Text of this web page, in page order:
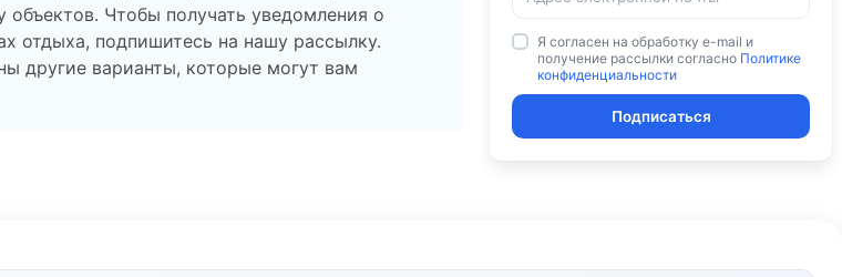
объектов. Чтобы получать уведомления о
отдыха, подпишитесь на нашу рассылку.
другие варианты, которые могут вам
Я согласен на обработку e-mail и
получение рассылки согласно Политике
конфиденциальности
Подписаться